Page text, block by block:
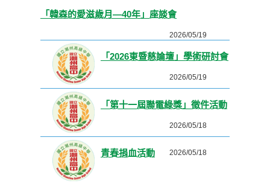
「韓森的愛滋歲月—40年」座談會
2026/05/19
「2026東暨慈論壇」學術研討會
2026/05/19
「第十一屆聯電綠獎」徵件活動
2026/05/18
青春捐血活動 2026/05/18